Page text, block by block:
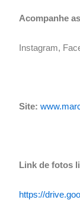
Acompanhe
Instagram,
Site:
Link de fotos
https://